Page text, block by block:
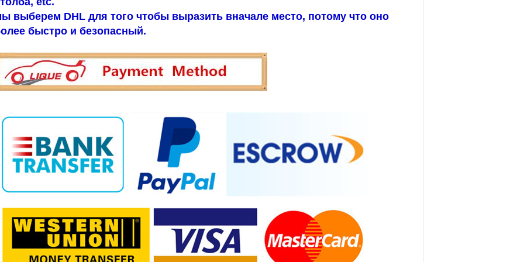
выберем DHL для того чтобы выразить вначале место, потому что оно
быстро и безопасный.